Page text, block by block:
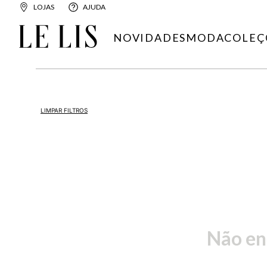
LOJAS AJUDA
NOVIDADESMODA
LIMPAR FILTROS